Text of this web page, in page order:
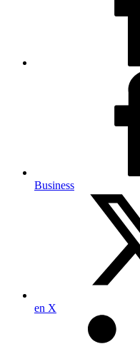
Business
en X